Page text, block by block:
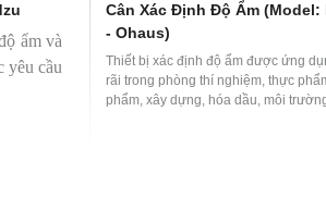
ẩm và
yêu cầu
Cân Xác Định Độ Ẩm (Model:
- Ohaus)
Thiết bị xác định độ ẩm được ứng
rãi trong phòng thí nghiệm, thực
phẩm, xây dựng, hóa dầu, môi